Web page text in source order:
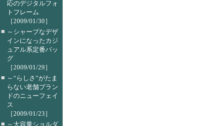
応のデジタルフォ
トフレーム
［2009/01/30］
■ ～シャープなデザ
インになったカジ
ュアル系定番バッ
グ
［2009/01/29］
■ ～“らしさ”がたま
らない老舗ブラン
ドのニューフェイ
ス
［2009/01/23］
■ ～大容量ショルダ